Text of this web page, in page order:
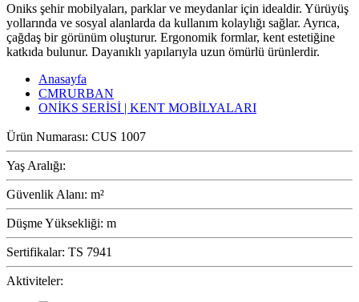
Oniks şehir mobilyaları, parklar ve meydanlar için idealdir. Yürüyüş
yollarında ve sosyal alanlarda da kullanım kolaylığı sağlar. Ayrıca,
çağdaş bir görünüm oluşturur. Ergonomik formlar, kent estetiğine
katkıda bulunur. Dayanıklı yapılarıyla uzun ömürlü ürünlerdir.
Anasayfa
CMRURBAN
ONİKS SERİSİ | KENT MOBİLYALARI
Ürün Numarası: CUS 1007
Yaş Aralığı:
Güvenlik Alanı: m²
Düşme Yüksekliği: m
Sertifikalar: TS 7941
Aktiviteler: